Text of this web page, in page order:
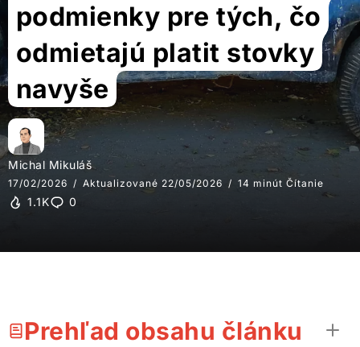
podmienky pre tých, čo
odmietajú platit stovky
navyše
Michal Mikuláš
17/02/2026 Aktualizované 22/05/2026 14 minút Čítanie
1.1K 0
Prehľad obsahu článku